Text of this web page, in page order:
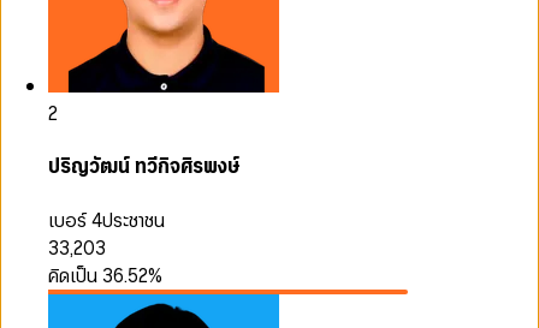
2
ปริญวัฒน์ ทวีกิจศิรพงษ์
เบอร์ 4ประชาชน
33,203
คิดเป็น 36.52%